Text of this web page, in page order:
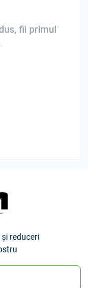
fii primul
reduceri